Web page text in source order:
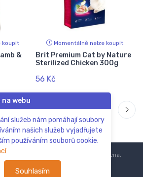
koupit
&
Momentálně nelze koupit
Brit Premium Cat by Nature
Sterilized Chicken 300g
56 Kč
na webu
služeb nám pomáhají soubory
našich služeb vyjadřujete
používáním souborů cookie.
Souhlasím
Všechna práva vyhrazena.